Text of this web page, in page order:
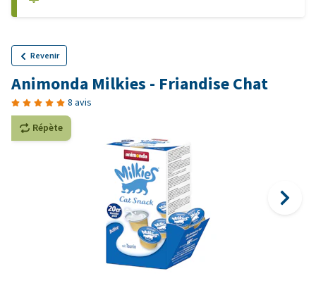
Revenir
Animonda Milkies - Friandise Chat
8 avis
Répète